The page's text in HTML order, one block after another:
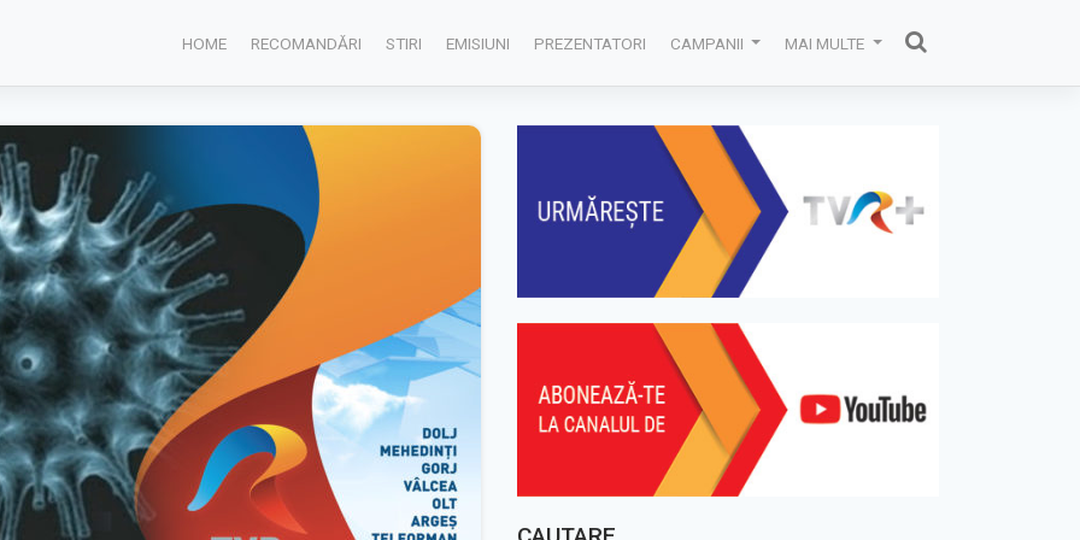
HOME RECOMANDĂRI STIRI EMISIUNI PREZENTATORI CAMPANII MAI MULTE